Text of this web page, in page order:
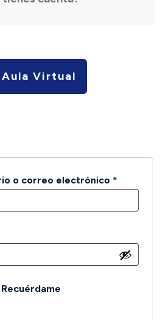
Aula Virtual
o correo electrónico *
Recuérdame